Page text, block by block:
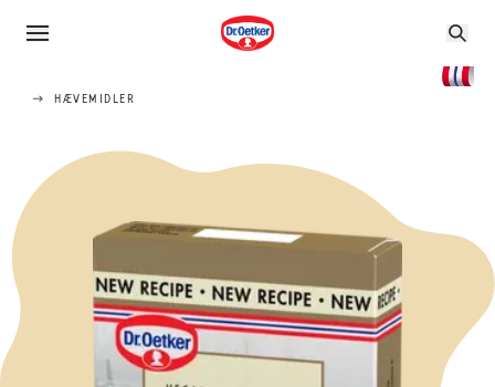
HÆVEMIDLER